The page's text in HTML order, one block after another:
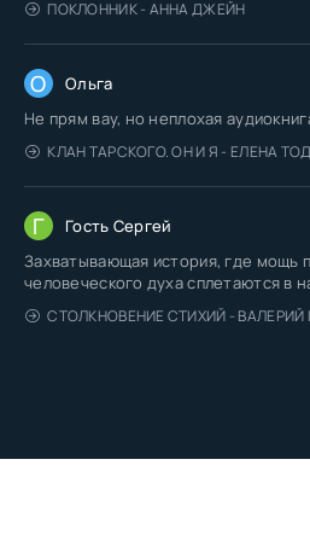
ПОКЛОННИК - АННА ДЖЕЙН
О Ольга
Не прям вау, но неплохая
КЛАН ТАРСКОГО. ОН И Я - ЕЛЕНА
Г Гость Сергей
Захватывающая история, где мощь
человеческого духа сплетаются в
СТОЛКНОВЕНИЕ СТИХИЙ -